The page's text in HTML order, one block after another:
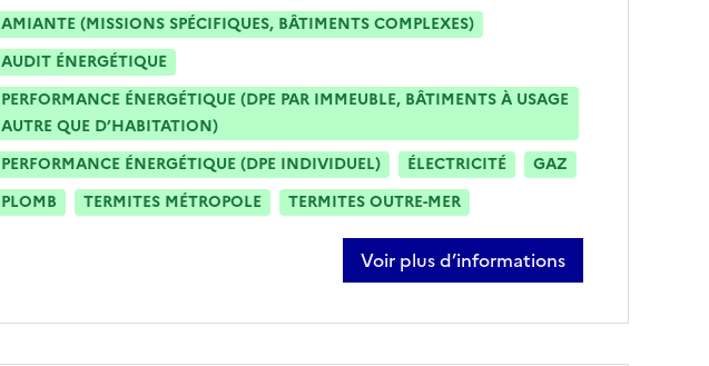
AMIANTE (MISSIONS SPÉCIFIQUES, BÂTIMENTS COMPLEXES)
AUDIT ÉNERGÉTIQUE
PERFORMANCE ÉNERGÉTIQUE (DPE PAR IMMEUBLE, BÂTIMENTS À USAGE
AUTRE QUE D’HABITATION)
PERFORMANCE ÉNERGÉTIQUE (DPE INDIVIDUEL)
ÉLECTRICITÉ
GAZ
PLOMB
TERMITES MÉTROPOLE TERMITES OUTRE-MER
Voir plus d’informations
sur samir zanoun